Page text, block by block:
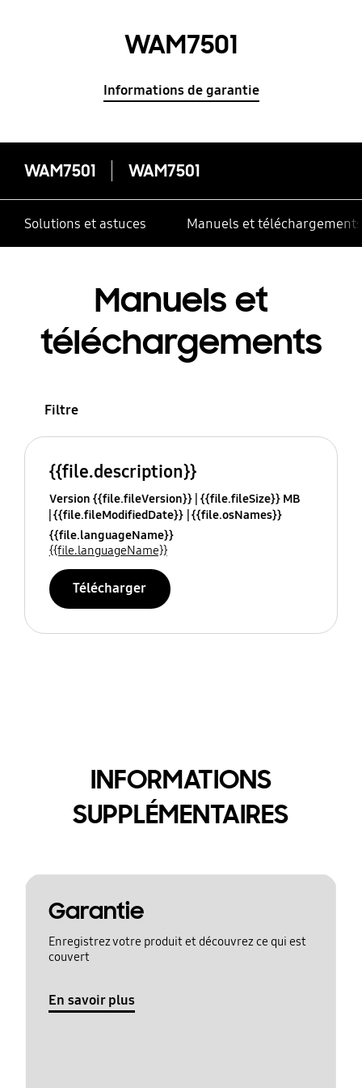
WAM7501
Informations de garantie
WAM7501 WAM7501
Solutions et astuces Manuels et téléchargements
Manuels et
téléchargements
Filtre
{{file.description}}
Version {{file.fileVersion}} {{file.fileSize}} MB
{{file.fileModifiedDate}} {{file.osNames}}
{{file.languageName}}
{{file.languageName}}
Télécharger
INFORMATIONS
SUPPLÉMENTAIRES
Garantie
Enregistrez votre produit et découvrez ce qui est
couvert
En savoir plus